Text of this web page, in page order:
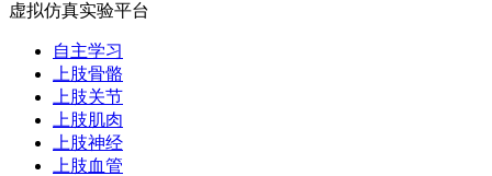
虚拟仿真实验平台
自主学习
上肢骨骼
上肢关节
上肢肌肉
上肢神经
上肢血管